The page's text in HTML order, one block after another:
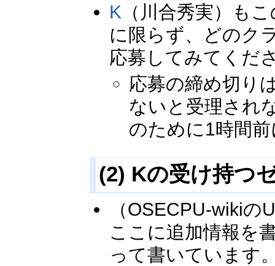
K （川合秀実）も
に限らず、どのク
応募してみてくだ
応募の締め切り
ないと受理され
のために1時間
(2) Kの受け持つ
（OSECPU-wiki
ここに追加情報を
って書いています